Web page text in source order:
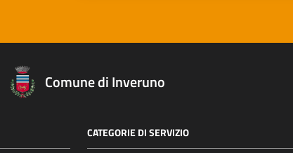
Comune di Inveruno
CATEGORIE DI SERVIZIO